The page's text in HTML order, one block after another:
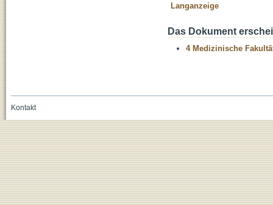
Langanzeige
Das Dokument
4 Medizinische
Kontakt